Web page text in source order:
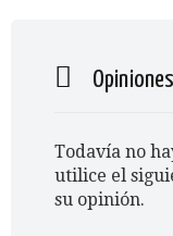
Todavía no
utilice el
su opinión.